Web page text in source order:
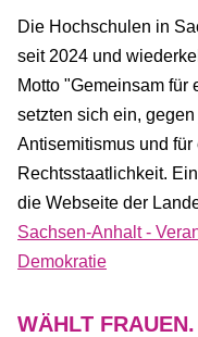
Die Hochschulen in
seit 2024 und
Motto "Gemeinsam für
setzten sich ein,
Antisemitismus und
Rechtsstaatlichkeit.
die Webseite der
Sachsen-Anhalt -
Demokratie
WÄHLT